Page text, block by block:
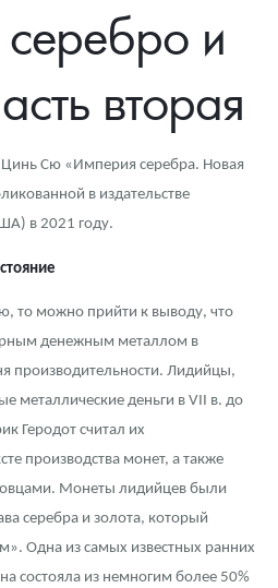
глубин"
из драгметаллов
персональных данных
золота, серебра, платины на
цен
и
вторая
Цинь Сю «Империя серебра. Новая
в издательстве
в 2021 году.
то можно прийти к выводу, что
денежным металлом в
производительности. Лидийцы,
металлические деньги в VII в. до
Геродот считал их
производства монет, а также
Монеты лидийцев были
серебра и золота, который
Одна из самых известных ранних
состояла из немногим более 50%